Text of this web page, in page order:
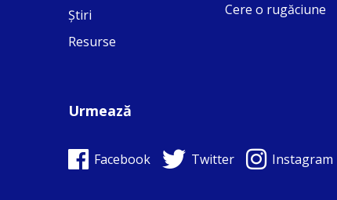
Ştiri
Resurse
Cere o rugăciune
Urmează
Facebook Twitter Instagram